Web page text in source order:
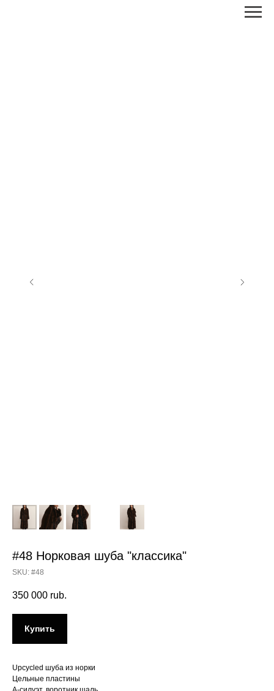
#48 Норковая шуба "классика"
SKU: #48
350 000 rub.
Купить
Upcycled шуба из норки
Цельные пластины